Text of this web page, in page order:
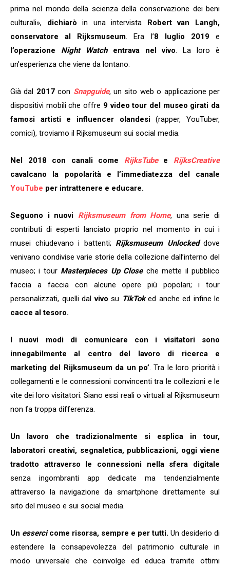
prima nel mondo della scienza della conservazione dei beni
culturali», dichiarò in una intervista Robert van Langh,
conservatore al Rijksmuseum . Era l’8 luglio 2019e
l’operazione Night Watchentrava nel vivo . La loro è
un’esperienza che viene da lontano.
Già dal 2017con Snapguide, un sito web o applicazione per
dispositivi mobili che offre 9 video tour del museo girati da
famosi artisti e influencer olandesi(rapper, YouTuber,
comici), troviamo il Rijksmuseum sui social media.
Nel 2018 con canali come RijksTubee RijksCreative
cavalcano la popolarità e l’immediatezza del canale
YouTube per intrattenere e educare.
Seguono i nuovi Rijksmuseum from Home, una serie di
contributi di esperti lanciato proprio nel momento in cui i
musei chiudevano i battenti; Rijksmuseum Unlocked dove
venivano condivise varie storie della collezione dall’interno del
museo; i tour Masterpieces Up Closeche mette il pubblico
faccia a faccia con alcune opere più popolari; i tour
personalizzati, quelli dalvivo su TikToked anche ed infine le
cacce al tesoro.
I nuovi modi di comunicare con i visitatori sono
innegabilmente al centro del lavoro di ricerca e
marketing del Rijksmuseum da un po’ . Tra le loro priorità i
collegamenti e le connessioni convincenti tra le collezioni e le
vite dei loro visitatori. Siano essi reali o virtuali al Rijksmuseum
non fa troppa differenza.
Un lavoro che tradizionalmente si esplica in tour,
laboratori creativi, segnaletica, pubblicazioni, oggi viene
tradotto attraverso le connessioni nella sfera digitale
senza ingombranti app dedicate ma tendenzialmente
attraverso la navigazione da smartphone direttamente sul
sito del museo e sui social media.
Un essercicome risorsa, sempre e per tutti. Un desiderio di
estendere la consapevolezza del patrimonio culturale in
modo universale che coinvolge ed educa tramite ottimi